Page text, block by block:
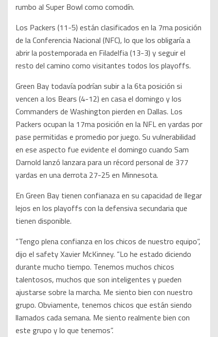
rumbo al Super Bowl como comodín.
Los Packers (11-5) están clasificados en la 7ma posición
de la Conferencia Nacional (NFC), lo que los obligaría a
abrir la postemporada en Filadelfia (13-3) y seguir el
resto del camino como visitantes todos los playoffs.
Green Bay todavía podrían subir a la 6ta posición si
vencen a los Bears (4-12) en casa el domingo y los
Commanders de Washington pierden en Dallas. Los
Packers ocupan la 17ma posición en la NFL en yardas por
pase permitidas e promedio por juego. Su vulnerabilidad
en ese aspecto fue evidente el domingo cuando Sam
Darnold lanzó lanzara para un récord personal de 377
yardas en una derrota 27-25 en Minnesota.
En Green Bay tienen confianaza en su capacidad de llegar
lejos en los playoffs con la defensiva secundaria que
tienen disponible.
“Tengo plena confianza en los chicos de nuestro equipo”,
dijo el safety Xavier McKinney. “Lo he estado diciendo
durante mucho tiempo. Tenemos muchos chicos
talentosos, muchos que son inteligentes y pueden
ajustarse sobre la marcha. Me siento bien con nuestro
grupo. Obviamente, tenemos chicos que están siendo
llamados cada semana. Me siento realmente bien con
este grupo y lo que tenemos”.